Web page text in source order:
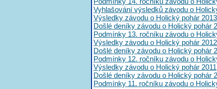
Vyhlašování výsledků závodu o
Výsledky závodu o Holický pohár 2013
Došlé deníky závodu o Holický pohár
Podmínky 13. ročníku závodu o
Výsledky závodu o Holický pohár 2012
Došlé deníky závodu o Holický pohár
Podmínky 12. ročníku závodu o
Výsledky závodu o Holický pohár 2011
Došlé deníky závodu o Holický pohár
Podmínky 11. ročníku závodu o